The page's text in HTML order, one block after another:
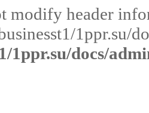
modify header
1ppr.su/
1ppr.su/docs/